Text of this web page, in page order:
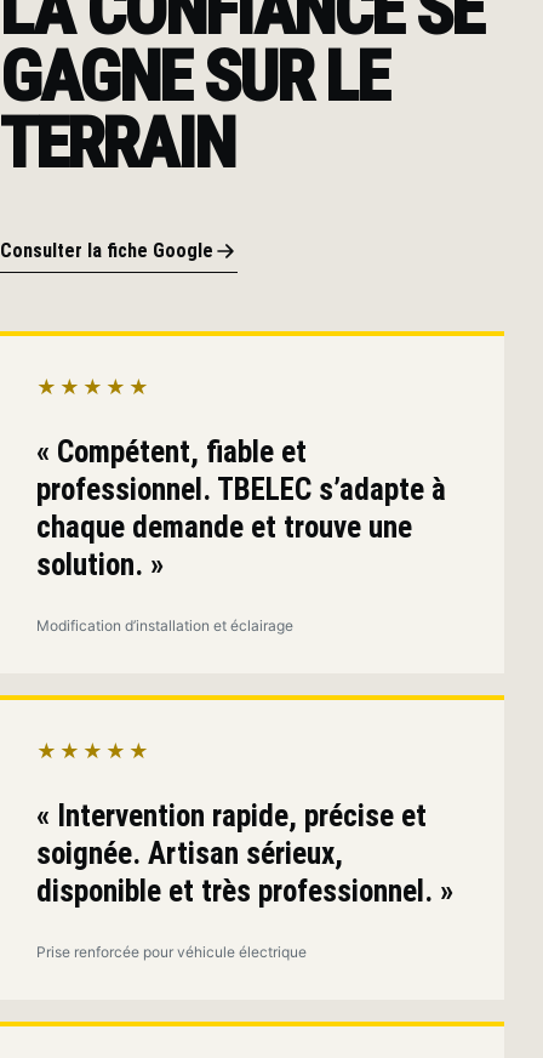
GAGNE SUR LE
TERRAIN
Consulter la fiche Google
★★★★★
« Compétent, fiable et
professionnel. TBELEC s’adapte à
chaque demande et trouve une
solution. »
Modification d’installation et éclairage
★★★★★
« Intervention rapide, précise et
soignée. Artisan sérieux,
disponible et très professionnel. »
Prise renforcée pour véhicule électrique